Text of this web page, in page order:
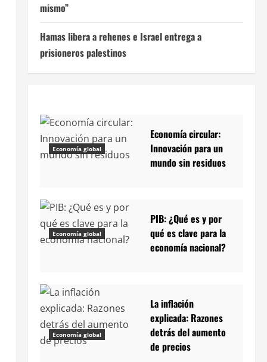
mismo”
Hamas libera a rehenes e Israel entrega a
prisioneros palestinos
Economía global
Economía circular:
Innovación para un
mundo sin residuos
Economía global
PIB: ¿Qué es y por
qué es clave para la
economía nacional?
Economía global
La inflación
explicada: Razones
detrás del aumento
de precios